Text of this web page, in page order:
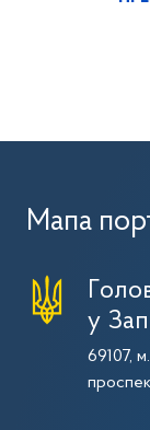
Мапа
у
69107,